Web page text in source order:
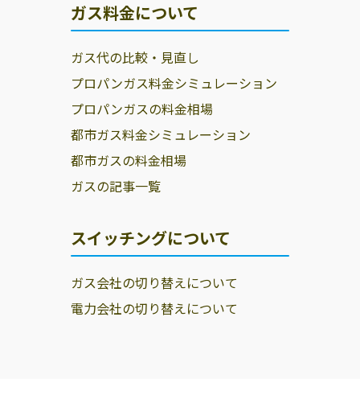
ガス料金について
ガス代の比較・見直し
プロパンガス料金シミュレーション
プロパンガスの料金相場
都市ガス料金シミュレーション
都市ガスの料金相場
ガスの記事一覧
スイッチングについて
ガス会社の切り替えについて
電力会社の切り替えについて